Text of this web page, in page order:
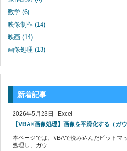
数学 (6)
映像制作 (14)
映画 (14)
画像処理 (13)
新着記事
2026年5月23日 : Excel
【VBA×画像処理】画像を平滑化する（ガウ
本ページでは、VBAで読み込んだビットマ
処理し、ガウ ...